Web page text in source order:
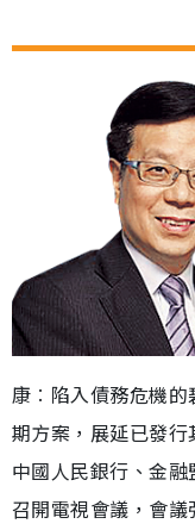
康︰陷入債務危機
期方案，展延已發行
中國人民銀行、金
召開電視會議，會